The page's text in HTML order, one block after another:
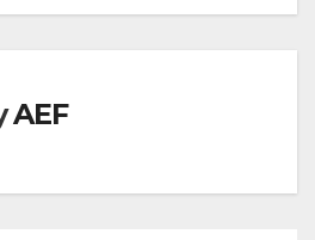
AEF